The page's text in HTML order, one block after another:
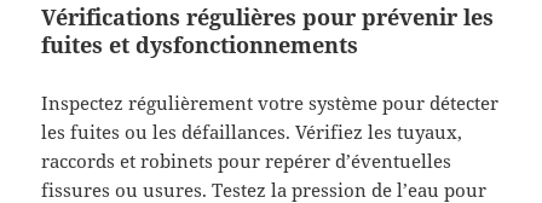
Vérifications régulières pour prévenir les
fuites et dysfonctionnements
Inspectez régulièrement votre système pour détecter
les fuites ou les défaillances. Vérifiez les tuyaux,
raccords et robinets pour repérer d’éventuelles
fissures ou usures. Testez la pression de l’eau pour